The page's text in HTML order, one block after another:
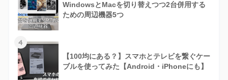
WindowsとMacを切り替えつつ2台併用する
ための周辺機器5つ
4
【100均にある？】スマホとテレビを繋ぐケー
ブルを使ってみた【Android・iPhoneにも】